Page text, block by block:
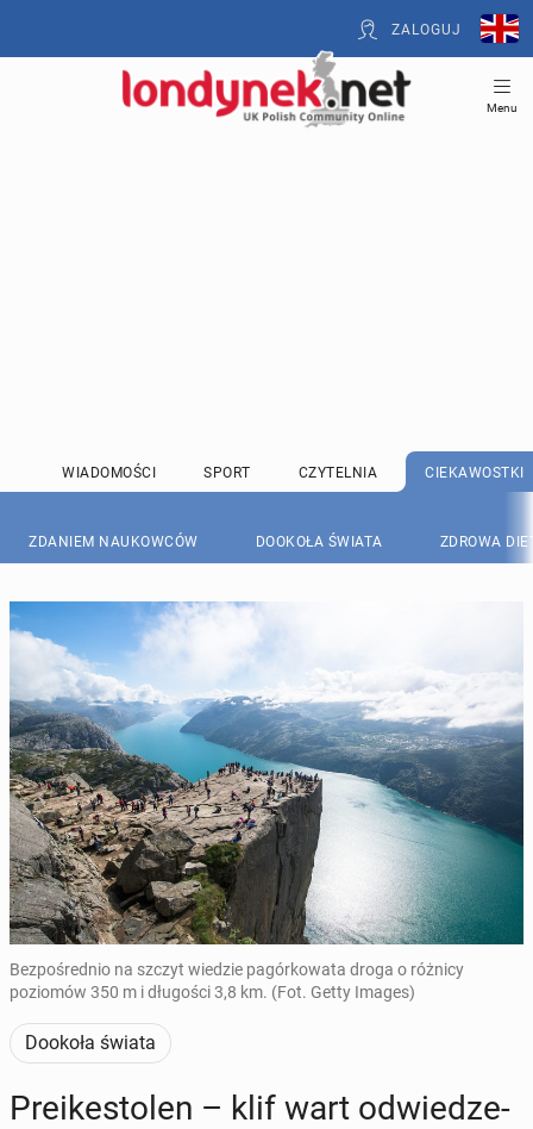
ZALOGUJ
Menu
WIADOMOŚCI SPORT CZYTELNIA CIEKAWOSTKI
ZDANIEM NAUKOWCÓW DOOKOŁA ŚWIATA ZDROWA
Bezpośrednio na szczyt wiedzie pagórkowata droga o różnicy
poziomów 350 m i długości 3,8 km. (Fot. Getty Images)
Dookoła świata
Pre­ike­sto­len – klif wart od­wie­dze­